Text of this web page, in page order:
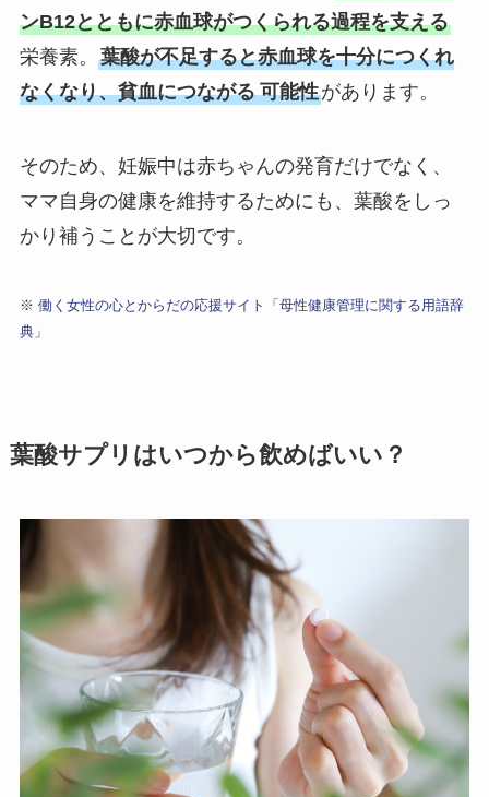
ンB12とともに赤血球がつくられる過程を支える
栄養素。 葉酸が不足すると赤血球を十分につくれ
なくなり、貧血につながる 可能性があります。
そのため、妊娠中は赤ちゃんの発育だけでなく、
ママ自身の健康を維持するためにも、葉酸をしっ
かり補うことが大切です。
※ 働く女性の心とからだの応援サイト「母性健康管理に関する用語辞
典」
葉酸サプリはいつから飲めばいい？